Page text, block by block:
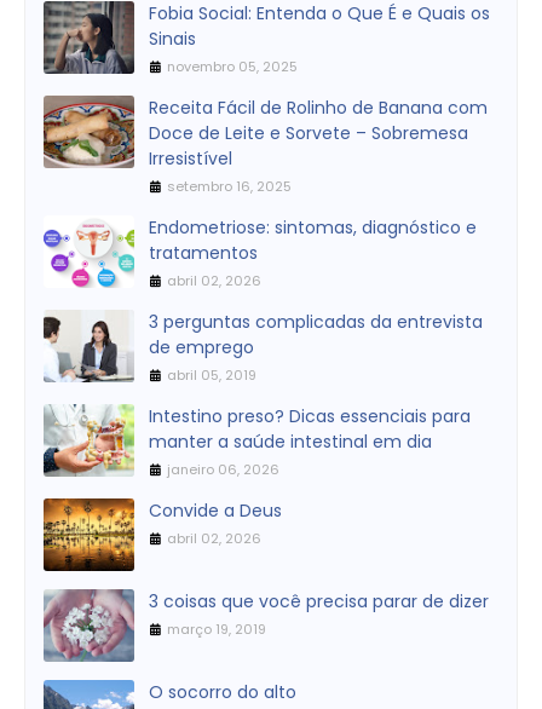
Fobia Social: Entenda o Que É e Quais os
Sinais
novembro 05, 2025
Receita Fácil de Rolinho de Banana com
Doce de Leite e Sorvete – Sobremesa
Irresistível
setembro 16, 2025
Endometriose: sintomas, diagnóstico e
tratamentos
abril 02, 2026
3 perguntas complicadas da entrevista
de emprego
abril 05, 2019
Intestino preso? Dicas essenciais para
manter a saúde intestinal em dia
janeiro 06, 2026
Convide a Deus
abril 02, 2026
3 coisas que você precisa parar de dizer
março 19, 2019
O socorro do alto